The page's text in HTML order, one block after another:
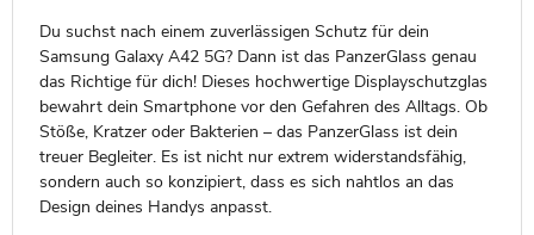
Du suchst nach einem zuverlässigen Schutz für dein
Samsung Galaxy A42 5G? Dann ist das PanzerGlass genau
das Richtige für dich! Dieses hochwertige Displayschutzglas
bewahrt dein Smartphone vor den Gefahren des Alltags. Ob
Stöße, Kratzer oder Bakterien – das PanzerGlass ist dein
treuer Begleiter. Es ist nicht nur extrem widerstandsfähig,
sondern auch so konzipiert, dass es sich nahtlos an das
Design deines Handys anpasst.